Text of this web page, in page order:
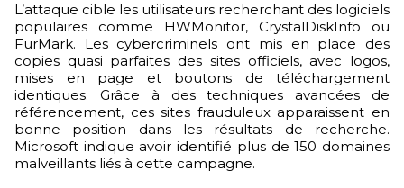
L’attaque cible les utilisateurs recherchant des logiciels
populaires comme HWMonitor, CrystalDiskInfo ou
FurMark. Les cybercriminels ont mis en place des
copies quasi parfaites des sites officiels, avec logos,
mises en page et boutons de téléchargement
identiques. Grâce à des techniques avancées de
référencement, ces sites frauduleux apparaissent en
bonne position dans les résultats de recherche.
Microsoft indique avoir identifié plus de 150 domaines
malveillants liés à cette campagne.